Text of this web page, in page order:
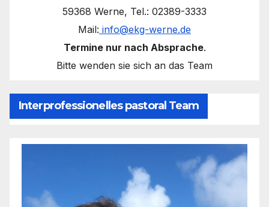
59368 Werne, Tel.: 02389-3333
Mail: info@ekg-werne.de
Termine nur nach Absprache.
Bitte wenden sie sich an das Team
Interprofessionelles pastoral Team